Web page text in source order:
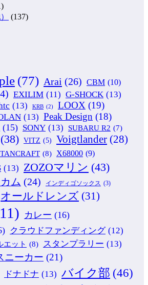
(137)
(77) Arai (26) CBM (10)
EXILIM (11) G-SHOCK (13)
(13) KRB (2) LOOX (19)
(13) Peak Design (18)
(15) SONY (13) SUBARU R2 (7)
(38) VITZ (5) Voigtlander (28)
(8) X68000 (9)
(13) ZOZOマリン (43)
ム (24) インディゴソックス (3)
オールドレンズ (31)
カレー (16)
クラウドファンディング (12)
エット (8) スタンプラリー (13)
ニーカー (21)
ドナドナ (13) バイク部 (46)